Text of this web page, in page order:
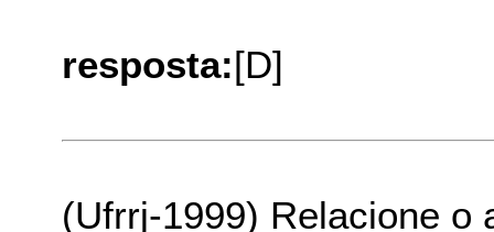
resposta:[D]
(Ufrrj-1999) Relacione o